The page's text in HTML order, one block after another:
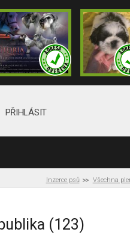
PŘIHLÁSIT
Inzerce psů Všechna
(123)